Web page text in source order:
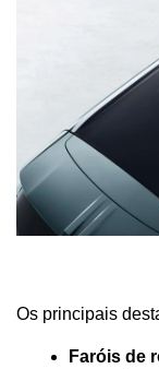
Os principais
Faróis de